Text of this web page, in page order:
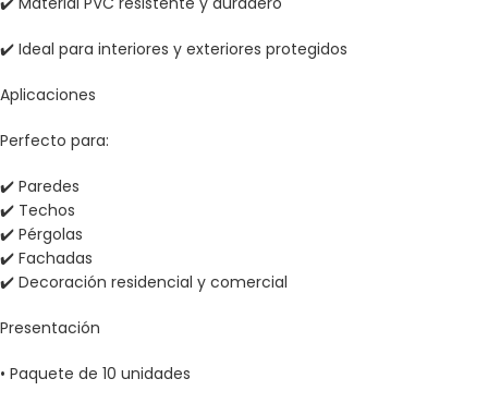
✔️ Ideal para interiores y exteriores protegidos
Aplicaciones
Perfecto para:
✔️ Paredes
✔️ Techos
✔️ Pérgolas
✔️ Fachadas
✔️ Decoración residencial y comercial
Presentación
• Paquete de 10 unidades